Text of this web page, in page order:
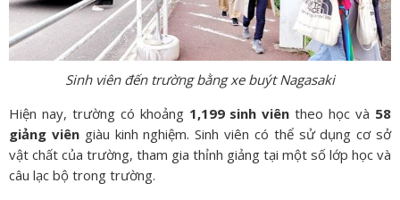
Sinh viên đến trường bằng xe buýt Nagasaki
Hiện nay, trường có khoảng 1,199 sinh viên theo học và 58
giảng viêngiàu kinh nghiệm. Sinh viên có thể sử dụng cơ sở
vật chất của trường, tham gia thỉnh giảng tại một số lớp học và
câu lạc bộ trong trường.